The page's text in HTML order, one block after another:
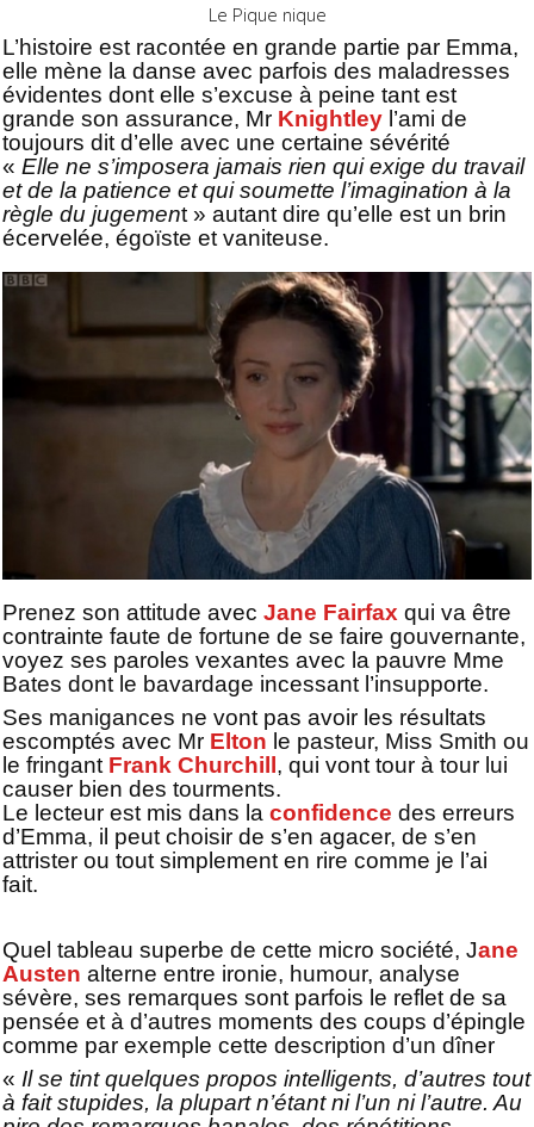
Le Pique nique
L’histoire est racontée en grande partie par Emma,
elle mène la danse avec parfois des maladresses
évidentes dont elle s’excuse à peine tant est
grande son assurance, Mr Knightley l’ami de
toujours dit d’elle avec une certaine sévérité
« Elle ne s’imposera jamais rien qui exige du travail
et de la patience et qui soumette l’imagination à la
règle du jugement » autant dire qu’elle est un brin
écervelée, égoïste et vaniteuse.
Prenez son attitude avec Jane Fairfax qui va être
contrainte faute de fortune de se faire gouvernante,
voyez ses paroles vexantes avec la pauvre Mme
Bates dont le bavardage incessant l’insupporte.
Ses manigances ne vont pas avoir les résultats
escomptés avec Mr Elton le pasteur, Miss Smith ou
le fringant Frank Churchill , qui vont tour à tour lui
causer bien des tourments.
Le lecteur est mis dans la confidence des erreurs
d’Emma, il peut choisir de s’en agacer, de s’en
attrister ou tout simplement en rire comme je l’ai
fait.
Quel tableau superbe de cette micro société, Jane
Austen alterne entre ironie, humour, analyse
sévère, ses remarques sont parfois le reflet de sa
pensée et à d’autres moments des coups d’épingle
comme par exemple cette description d’un dîner
« Il se tint quelques propos intelligents, d’autres tout
à fait stupides, la plupart n’étant ni l’un ni l’autre. Au